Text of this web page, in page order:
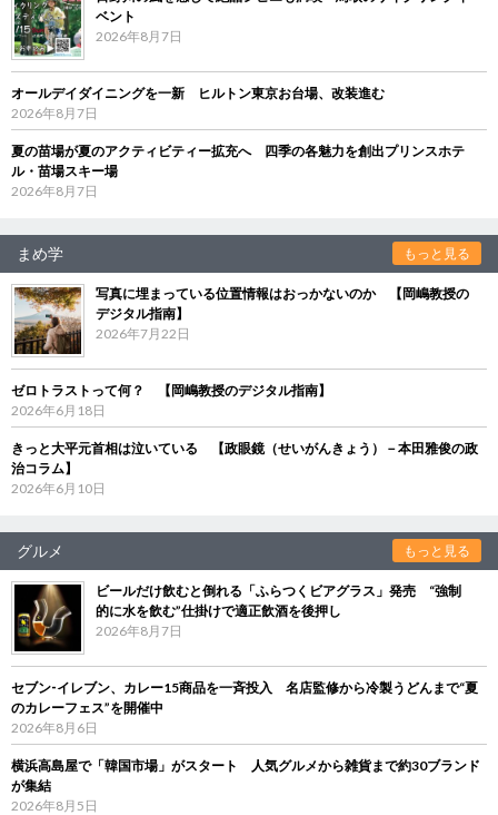
ベント
2026年8月7日
オールデイダイニングを一新 ヒルトン東京お台場、改装進む
2026年8月7日
夏の苗場が夏のアクティビティー拡充へ 四季の各魅力を創出プリンスホテ
ル・苗場スキー場
2026年8月7日
まめ学 もっと見る
写真に埋まっている位置情報はおっかないのか 【岡嶋教授の
デジタル指南】
2026年7月22日
ゼロトラストって何？ 【岡嶋教授のデジタル指南】
2026年6月18日
きっと大平元首相は泣いている 【政眼鏡（せいがんきょう）－本田雅俊の政
治コラム】
2026年6月10日
グルメ もっと見る
ビールだけ飲むと倒れる「ふらつくビアグラス」発売 “強制
的に水を飲む”仕掛けで適正飲酒を後押し
2026年8月7日
セブン‐イレブン、カレー15商品を一斉投入 名店監修から冷製うどんまで“夏
のカレーフェス”を開催中
2026年8月6日
横浜高島屋で「韓国市場」がスタート 人気グルメから雑貨まで約30ブランド
が集結
2026年8月5日